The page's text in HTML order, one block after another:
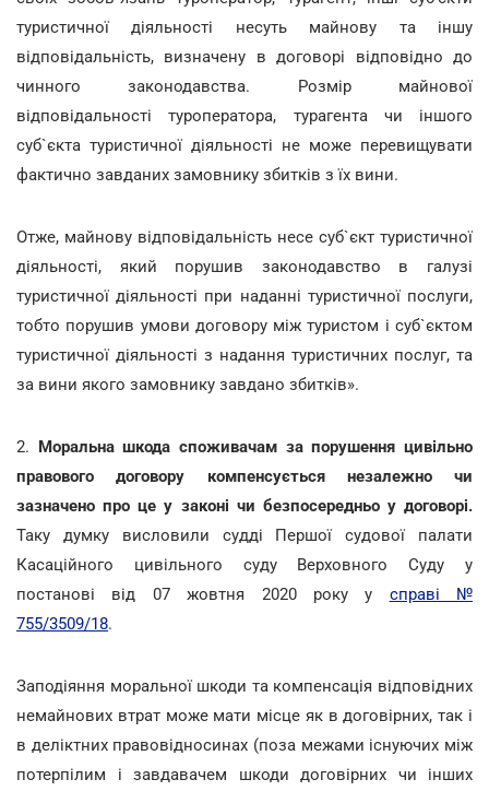
туристичної діяльності несуть майнову та іншу
відповідальність, визначену в договорі відповідно до
чинного законодавства. Розмір майнової
відповідальності туроператора, турагента чи іншого
суб`єкта туристичної діяльності не може перевищувати
фактично завданих замовнику збитків з їх вини.
Отже, майнову відповідальність несе суб`єкт туристичної
діяльності, який порушив законодавство в галузі
туристичної діяльності при наданні туристичної послуги,
тобто порушив умови договору між туристом і суб`єктом
туристичної діяльності з надання туристичних послуг, та
за вини якого замовнику завдано збитків».
2. Моральна шкода споживачам за порушення цивільно
правового договору компенсується незалежно чи
зазначено про це у законі чи безпосередньо у договорі.
Таку думку висловили судді Першої судової палати
Касаційного цивільного суду Верховного Суду у
постанові від 07 жовтня 2020 року у справі №
755/3509/18.
Заподіяння моральної шкоди та компенсація відповідних
немайнових втрат може мати місце як в договірних, так і
в деліктних правовідносинах (поза межами існуючих між
потерпілим і завдавачем шкоди договірних чи інших